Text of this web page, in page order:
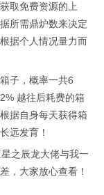
取免费资源的上
所需鼎炉数来决定
据个人情况量力而
子，概率一共6
越往后耗费的箱
据自身每天获得箱
远发育！
之辰龙大佬与我一
，大家放心查看！